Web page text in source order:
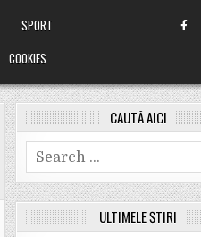
SPORT
COOKIES
CAUTĂ AICI
Search
for:
ULTIMELE ȘTIRI